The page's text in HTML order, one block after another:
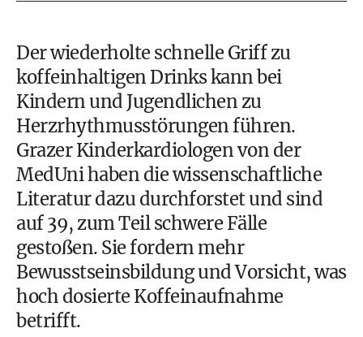
Der wiederholte schnelle Griff zu
koffeinhaltigen Drinks kann bei
Kindern und Jugendlichen zu
Herzrhythmusstörungen führen.
Grazer Kinderkardiologen von der
MedUni haben die wissenschaftliche
Literatur dazu durchforstet und sind
auf 39, zum Teil schwere Fälle
gestoßen. Sie fordern mehr
Bewusstseinsbildung und Vorsicht, was
hoch dosierte Koffeinaufnahme
betrifft.